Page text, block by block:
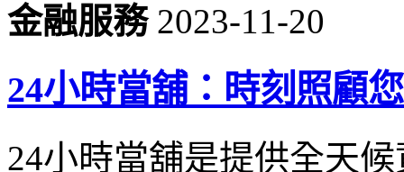
金融服務2023-11-20
24小時當舖：時刻照顧
24小時當舖是提供全天